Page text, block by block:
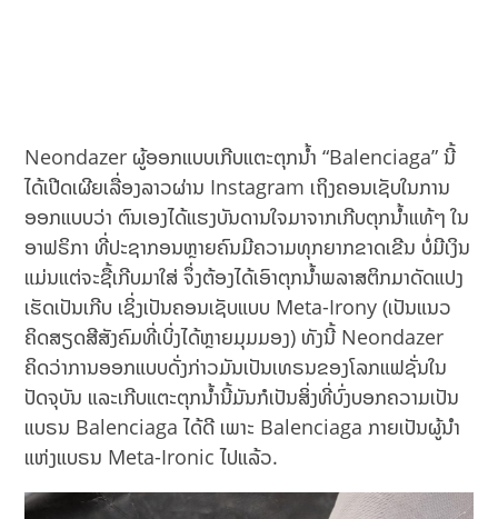
Neondazer ຜູ້ອອກແບບເກີບແຕະຕຸກນ້ຳ “Balenciaga” ນີ້
ໄດ້ເປີດເຜີຍເລື່ອງລາວຜ່ານ Instagram ເຖິງຄອນເຊັບໃນການ
ອອກແບບວ່າ ຕົນເອງໄດ້ແຮງບັນດານໃຈມາຈາກເກີບຕຸກນ້ຳແທ້ໆ ໃນ
ອາຟຣິກາ ທີ່ປະຊາກອນຫຼາຍຄົນມີຄວາມທຸກຍາກຂາດເຂີນ ບໍ່ມີເງິນ
ແມ່ນແຕ່ຈະຊື້ເກີບມາໃສ່ ຈຶ່ງຕ້ອງໄດ້ເອົາຕຸກນ້ຳພລາສຕິກມາດັດແປງ
ເຮັດເປັນເກີບ ເຊິ່ງເປັນຄອນເຊັບແບບ Meta-Irony (ເປັນແນວ
ຄິດສຽດສີສັງຄົມທີ່ເບິ່ງໄດ້ຫຼາຍມຸມມອງ) ທັງນີ້ Neondazer
ຄິດວ່າການອອກແບບດັ່ງກ່າວມັນເປັນເທຣນຂອງໂລກແຟຊັ່ນໃນ
ປັດຈຸບັນ ແລະເກີບແຕະຕຸກນ້ຳນີ້ມັນກໍເປັນສິ່ງທີ່ບົ່ງບອກຄວາມເປັນ
ແບຣນ Balenciaga ໄດ້ດີ ເພາະ Balenciaga ກາຍເປັນຜູ້ນຳ
ແຫ່ງແບຣນ Meta-Ironic ໄປແລ້ວ.